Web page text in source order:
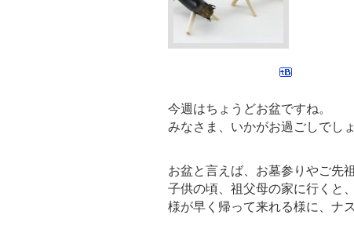
今週はちょうどお盆ですね。
みなさま、いかがお過ごしでしょ
お盆と言えば、お墓参りやご先
子供の頃、祖父母の家に行くと
様が早く帰って来れる様に、ナ